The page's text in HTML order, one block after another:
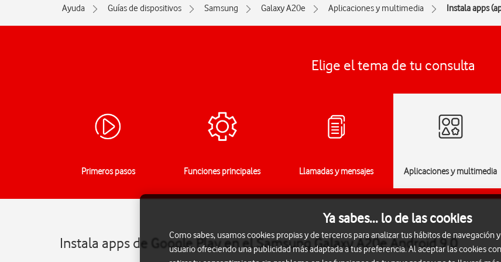
Ayuda Guías de dispositivos Samsung Galaxy A20e Aplicaciones y multimedia Instala apps
Elige el tema de tu consulta
Primeros pasos Funciones principales Llamadas y mensajes Aplicaciones y multimedia
Instala apps de Google Play en el Samsung Galaxy A20e Android 9.0
Ya sabes... lo de las cookies
Como sabes, usamos cookies propias y de terceros para analizar tus hábitos de navegación
usuario ofreciendo una publicidad más adaptada a tus preferencia. Al aceptar las cookies